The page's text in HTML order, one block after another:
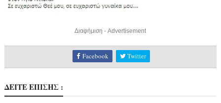
Διαφήμιση - Advertisement
Facebook Twitter
ΔΕΙΤΕ ΕΠΙΣΗΣ :